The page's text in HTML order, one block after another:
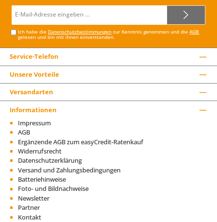
Mail-
Ich habe die Datenschutzbestimmungen zur Kenntnis genommen und dieAGB
gelesen und bin mit ihnen einverstanden.
Service-Telefon
Unsere Vorteile
Versandarten
Informationen
Impressum
AGB
Ergänzende AGB zum easyCredit-Ratenkauf
Widerrufsrecht
Datenschutzerklärung
Versand und Zahlungsbedingungen
Batteriehinweise
Foto- und Bildnachweise
Newsletter
Partner
Kontakt